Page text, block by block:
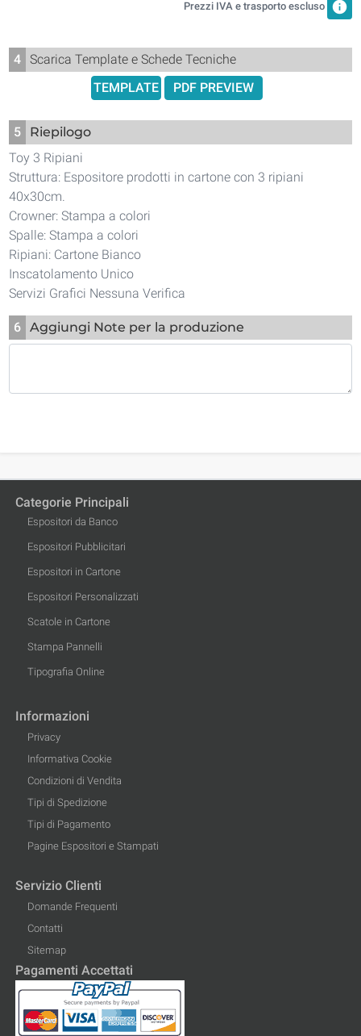
Prezzi IVA e trasporto escluso info
4 Scarica Template e Schede Tecniche
TEMPLATE
PDF PREVIEW
5
Riepilogo
Toy 3 Ripiani
Struttura: Espositore prodotti in cartone con 3 ripiani
40x30cm.
Crowner: Stampa a colori
Spalle: Stampa a colori
Ripiani: Cartone Bianco
Inscatolamento Unico
Servizi Grafici Nessuna Verifica
6 Aggiungi Note per la produzione
Categorie Principali
Espositori da Banco
Espositori Pubblicitari
Espositori in Cartone
Espositori Personalizzati
Scatole in Cartone
Stampa Pannelli
Tipografia Online
Informazioni
Privacy
Informativa Cookie
Condizioni di Vendita
Tipi di Spedizione
Tipi di Pagamento
Pagine Espositori e Stampati
Servizio Clienti
Domande Frequenti
Contatti
Sitemap
Pagamenti Accettati